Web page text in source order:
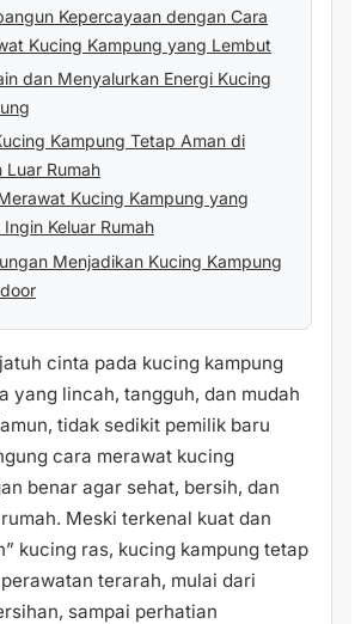
Kepercayaan dengan Cara
Kucing Kampung yang Lembut
dan Menyalurkan Energi Kucing
Kampung Tetap Aman di
Luar Rumah
Kucing Kampung yang
Keluar Rumah
Menjadikan Kucing Kampung
cinta pada kucing kampung
yang lincah, tangguh, dan mudah
tidak sedikit pemilik baru
cara merawat kucing
benar agar sehat, bersih, dan
Meski terkenal kuat dan
kucing ras, kucing kampung tetap
terarah, mulai dari
sampai perhatian